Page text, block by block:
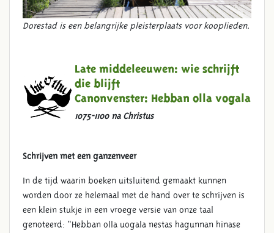
Dorestad is een belangrijke pleisterplaats voor kooplieden.
Late middeleeuwen: wie schrijft
die blijft
Canonvenster: Hebban olla vogala
1075-1100 na Christus
Schrijven met een ganzenveer
In de tijd waarin boeken uitsluitend gemaakt kunnen
worden door ze helemaal met de hand over te schrijven is
een klein stukje in een vroege versie van onze taal
genoteerd: “Hebban olla uogala nestas hagunnan hinase